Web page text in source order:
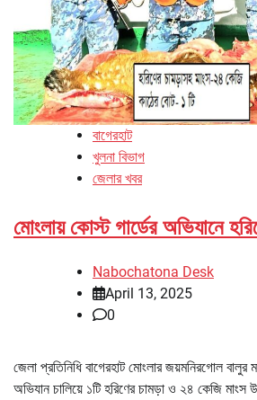
বাগেরহাট
খুলনা বিভাগ
জেলার খবর
মোংলায় কোস্ট গার্ডের অভিযানে
Nabochatona Desk
April 13, 2025
0
জেলা প্রতিনিধি বাগেরহাট মোংলার জয়মনিরগোল বালুর
অভিযান চালিয়ে ১টি হরিণের চামড়া ও ২৪ কেজি মাংস